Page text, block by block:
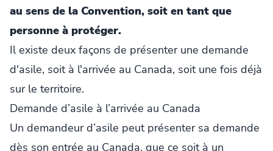
au sens de la Convention, soit en tant que
personne à protéger.
Il existe deux façons de présenter une demande
d'asile, soit à l'arrivée au Canada, soit une fois déjà
sur le territoire.
Demande d’asile à l’arrivée au Canada
Un demandeur d’asile peut présenter sa demande
dès son entrée au Canada, que ce soit à un